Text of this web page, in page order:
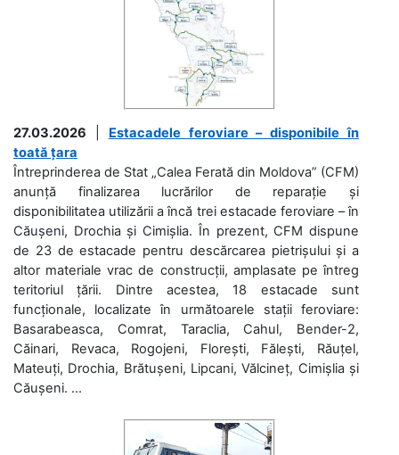
27.03.2026
Estacadele feroviare – disponibile în
toată țara
Întreprinderea de Stat „Calea Ferată din Moldova” (CFM)
anunță finalizarea lucrărilor de reparație și
disponibilitatea utilizării a încă trei estacade feroviare – în
Căușeni, Drochia și Cimișlia. În prezent, CFM dispune
de 23 de estacade pentru descărcarea pietrișului și a
altor materiale vrac de construcții, amplasate pe întreg
teritoriul țării. Dintre acestea, 18 estacade sunt
funcționale, localizate în următoarele stații feroviare:
Basarabeasca, Comrat, Taraclia, Cahul, Bender-2,
Căinari, Revaca, Rogojeni, Florești, Fălești, Răuțel,
Mateuți, Drochia, Brătușeni, Lipcani, Vălcineț, Cimișlia și
Căușeni. ...